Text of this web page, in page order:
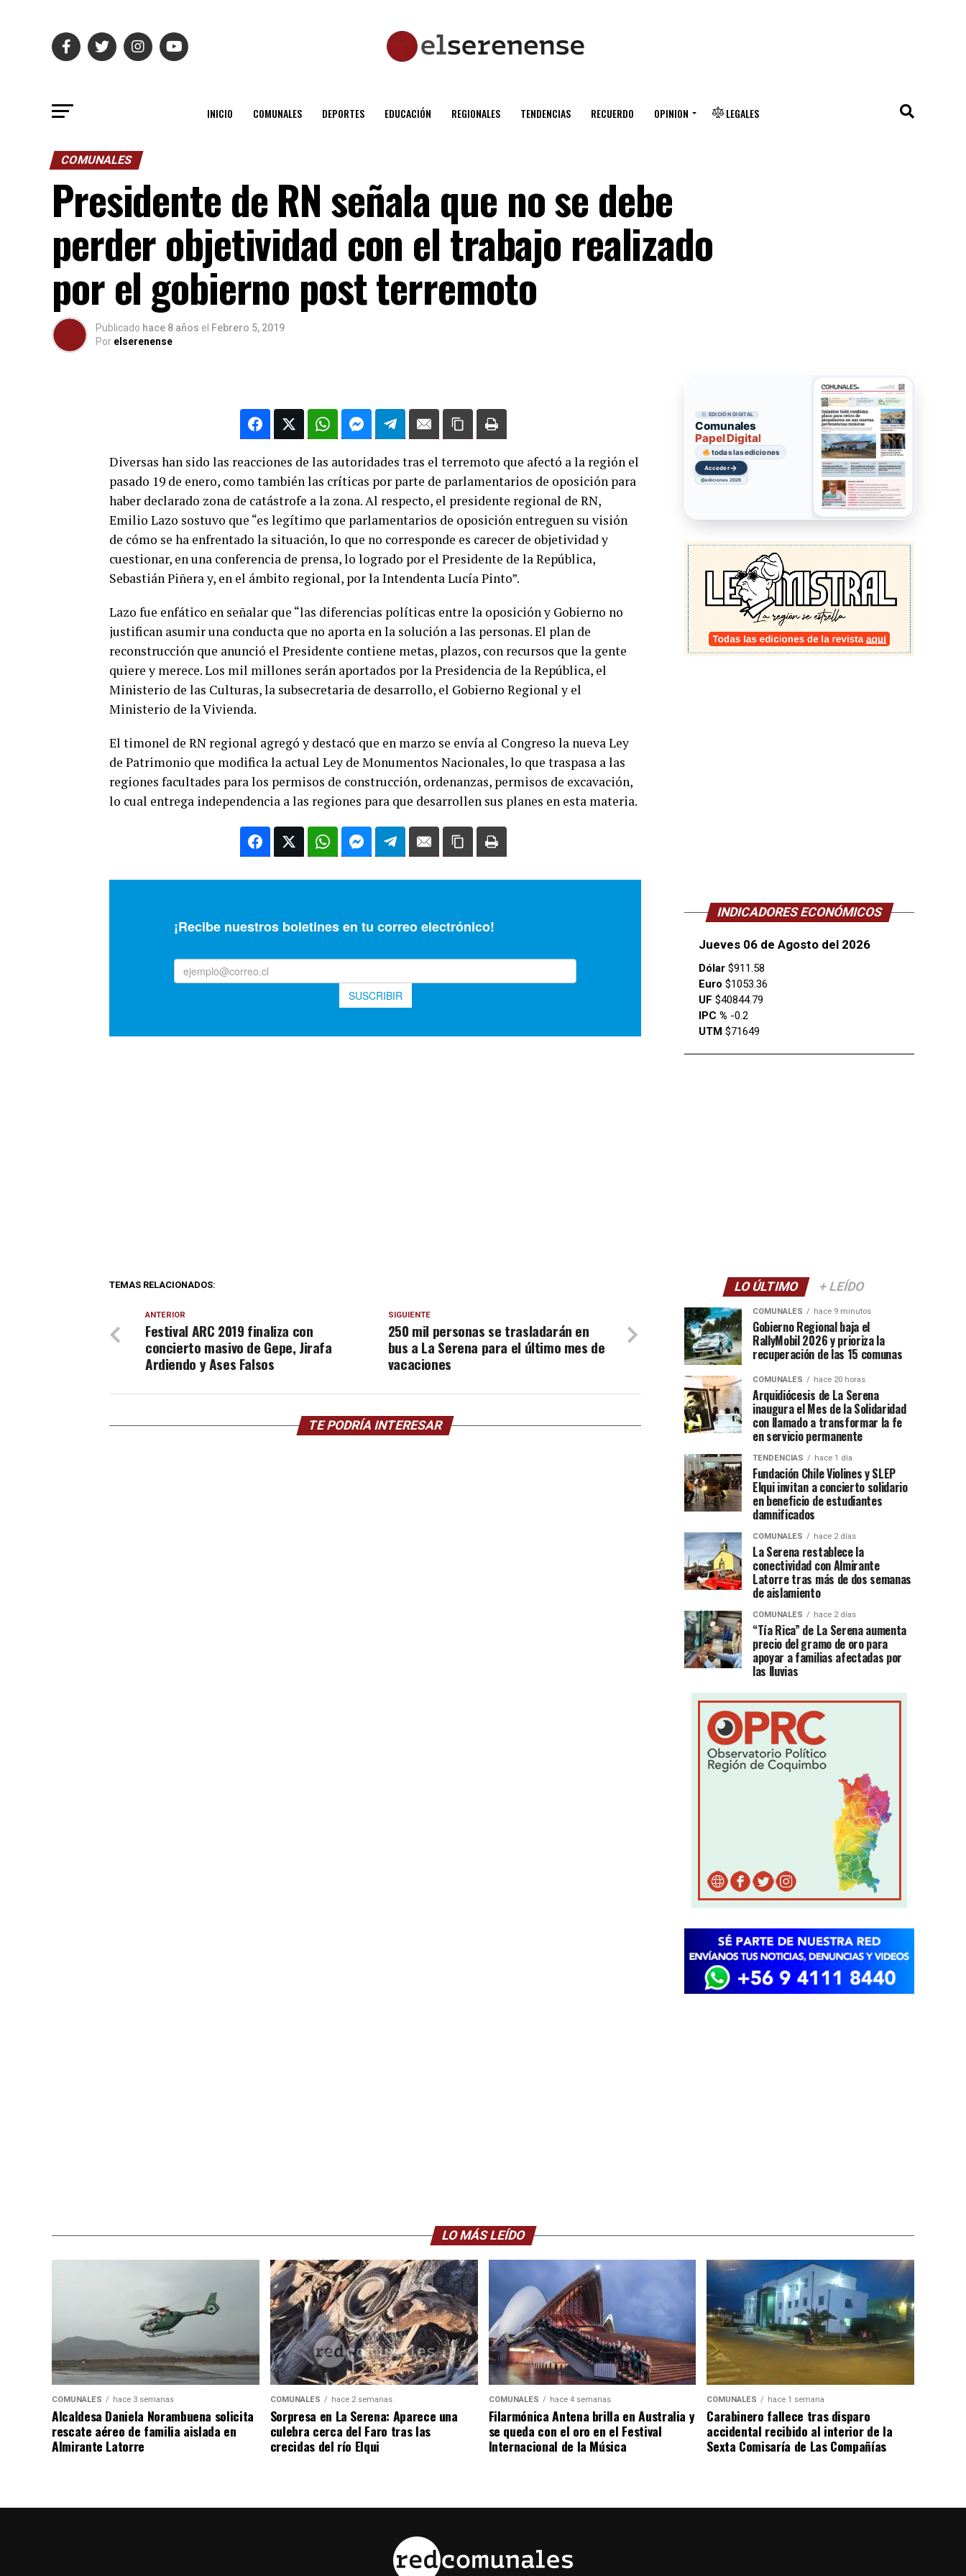
INICIO COMUNALES DEPORTES EDUCACIÓN REGIONALES TENDENCIAS RECUERDO OPINION LEGALES
COMUNALES
Presidente de RN señala que no se debe
perder objetividad con el trabajo realizado
por el gobierno post terremoto
Publicado hace 8 años el Febrero 5, 2019
Por elserenense
Diversas han sido las reacciones de las autoridades tras el terremoto que afectó a la región el
pasado 19 de enero, como también las críticas por parte de parlamentarios de oposición para
haber declarado zona de catástrofe a la zona. Al respecto, el presidente regional de RN,
Emilio Lazo sostuvo que “es legítimo que parlamentarios de oposición entreguen su visión
de cómo se ha enfrentado la situación, lo que no corresponde es carecer de objetividad y
cuestionar, en una conferencia de prensa, lo logrado por el Presidente de la República,
Sebastián Piñera y, en el ámbito regional, por la Intendenta Lucía Pinto”.
Lazo fue enfático en señalar que “las diferencias políticas entre la oposición y Gobierno no
justifican asumir una conducta que no aporta en la solución a las personas. El plan de
reconstrucción que anunció el Presidente contiene metas, plazos, con recursos que la gente
quiere y merece. Los mil millones serán aportados por la Presidencia de la República, el
Ministerio de las Culturas, la subsecretaria de desarrollo, el Gobierno Regional y el
Ministerio de la Vivienda.
El timonel de RN regional agregó y destacó que en marzo se envía al Congreso la nueva Ley
de Patrimonio que modifica la actual Ley de Monumentos Nacionales, lo que traspasa a las
regiones facultades para los permisos de construcción, ordenanzas, permisos de excavación,
lo cual entrega independencia a las regiones para que desarrollen sus planes en esta materia.
TEMAS RELACIONADOS:
SIGUIENTE
250 mil personas se trasladarán en
bus a La Serena para el último mes de
vacaciones
ANTERIOR
Festival ARC 2019 finaliza con
concierto masivo de Gepe, Jirafa
Ardiendo y Ases Falsos
TE PODRÍA INTERESAR
EDICIÓN DIGITAL
Comunales
Papel Digital
todas las ediciones
Acceder→
ediciones 2026
INDICADORES ECONÓMICOS
Jueves 06 de Agosto del 2026
Dólar $911.58
Euro $1053.36
UF $40844.79
IPC % -0.2
UTM $71649
LO ÚLTIMO + LEÍDO
COMUNALES hace 9 minutos
Gobierno Regional baja el
RallyMobil 2026 y prioriza la
recuperación de las 15 comunas
COMUNALES hace 20 horas
Arquidiócesis de La Serena
inaugura el Mes de la Solidaridad
con llamado a transformar la fe
en servicio permanente
TENDENCIAS hace 1 día
Fundación Chile Violines y SLEP
Elqui invitan a concierto solidario
en beneficio de estudiantes
damnificados
COMUNALES hace 2 días
La Serena restablece la
conectividad con Almirante
Latorre tras más de dos semanas
de aislamiento
COMUNALES hace 2 días
“Tía Rica” de La Serena aumenta
precio del gramo de oro para
apoyar a familias afectadas por
las lluvias
LO MÁS LEÍDO
COMUNALES hace 3 semanas
Alcaldesa Daniela Norambuena solicita
rescate aéreo de familia aislada en
Almirante Latorre
COMUNALES hace 2 semanas
Sorpresa en La Serena: Aparece una
culebra cerca del Faro tras las
crecidas del río Elqui
COMUNALES hace 4 semanas
Filarmónica Antena brilla en Australia y
se queda con el oro en el Festival
Internacional de la Música
COMUNALES hace 1 semana
Carabinero fallece tras disparo
accidental recibido al interior de la
Sexta Comisaría de Las Compañías